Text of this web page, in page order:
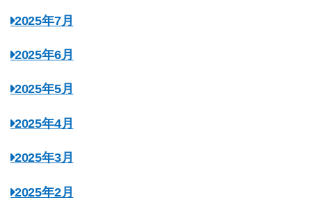
2025年7月
2025年6月
2025年5月
2025年4月
2025年3月
2025年2月